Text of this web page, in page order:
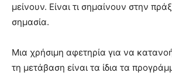
μείνουν. Είναι τι σημαίνουν στην
σημασία.
Μια χρήσιμη αφετηρία για να
τη μετάβαση είναι τα ίδια τα